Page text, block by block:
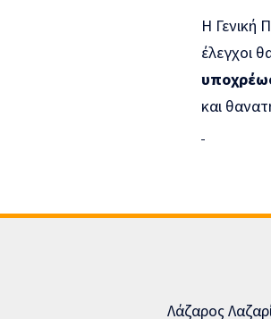
Η Γενική
έλεγχοι
και
Λάζαρος